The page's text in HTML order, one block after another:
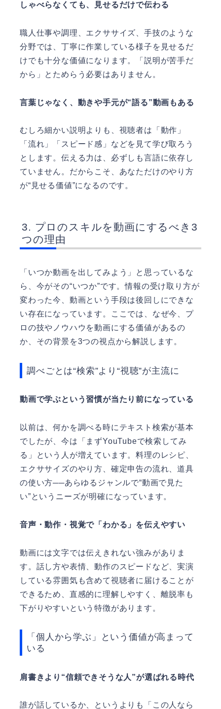
しゃべらなくても、見せるだけで伝わる
職人仕事や調理、エクササイズ、手技のような
分野では、丁寧に作業している様子を見せるだ
けでも十分な価値になります。「説明が苦手だ
から」とためらう必要はありません。
言葉じゃなく、動きや手元が“語る”動画もある
むしろ細かい説明よりも、視聴者は「動作」
「流れ」「スピード感」などを見て学び取ろう
とします。伝える力は、必ずしも言語に依存し
ていません。だからこそ、あなただけのやり方
が“見せる価値”になるのです。
プロのスキルを動画にするべき3
つの理由
「いつか動画を出してみよう」と思っているな
ら、今がその“いつか”です。情報の受け取り方が
変わった今、動画という手段は後回しにできな
い存在になっています。ここでは、なぜ今、プ
ロの技やノウハウを動画にする価値があるの
か、その背景を3つの視点から解説します。
調べごとは“検索”より“視聴”が主流に
動画で学ぶという習慣が当たり前になっている
以前は、何かを調べる時にテキスト検索が基本
でしたが、今は「まずYouTubeで検索してみ
る」という人が増えています。料理のレシピ、
エクササイズのやり方、確定申告の流れ、道具
の使い方──あらゆるジャンルで“動画で見た
い”というニーズが明確になっています。
音声・動作・視覚で「わかる」を伝えやすい
動画には文字では伝えきれない強みがありま
す。話し方や表情、動作のスピードなど、実演
している雰囲気も含めて視聴者に届けることが
できるため、直感的に理解しやすく、離脱率も
下がりやすいという特徴があります。
「個人から学ぶ」という価値が高まって
いる
肩書きより“信頼できそうな人”が選ばれる時代
誰が話しているか、というよりも「この人なら